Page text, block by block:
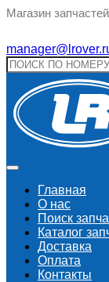
Магазин
Главная
О нас
Поиск
Каталог
Доставка
Оплата
Контакты